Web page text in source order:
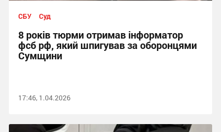
СБУ Суд
8 років тюрми отримав інформатор
фсб рф, який шпигував за оборонцями
Сумщини
17:46, 1.04.2026